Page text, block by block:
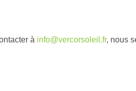
à info@vercorsoleil.fr, nous